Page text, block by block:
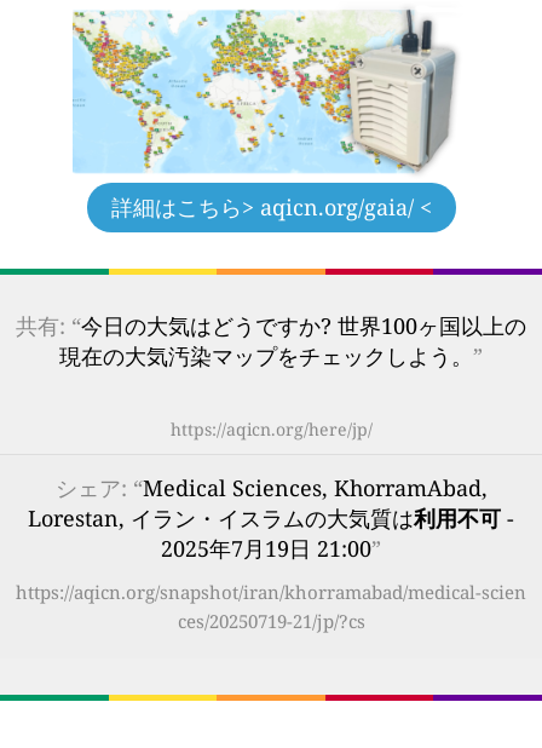
詳細はこちら> aqicn.org/gaia/ <
共有: “今日の大気はどうですか? 世界100ヶ国以上の
現在の大気汚染マップをチェックしよう。 ”
https://aqicn.org/here/jp/
シェア: “Medical Sciences, KhorramAbad,
Lorestan, イラン・イスラムの大気質は利用不可 -
2025年7月19日 21:00”
https://aqicn.org/snapshot/iran/khorramabad/medical-scien
ces/20250719-21/jp/?cs